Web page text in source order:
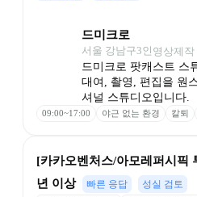
드미크로
서울 강남구3인 영상제
드미크로 팟캐스트 스
대여, 촬영, 편집을 원
셔널 스튜디오입니다.
09:00~17:00 야근 없는 환경 칼퇴
[카카오벤처스/아모레퍼시픽
년 이상
빠른 응답
성실 검토